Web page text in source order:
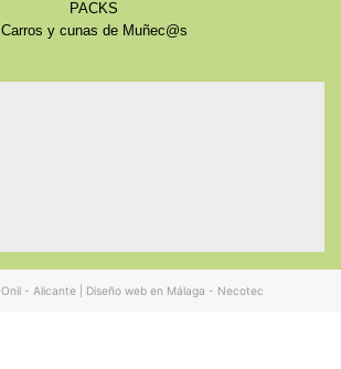
PACKS
Carros y cunas de Muñec@s
- Alicante Diseño web en Málaga - Necotec